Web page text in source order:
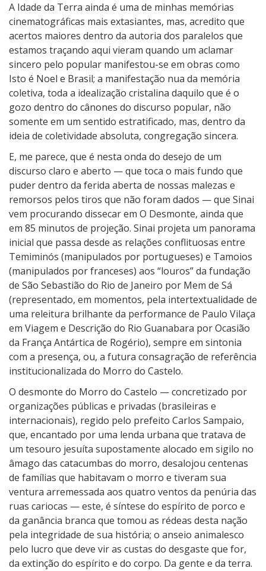
A Idade da Terra ainda é uma de minhas memórias
cinematográficas mais extasiantes, mas, acredito que
acertos maiores dentro da autoria dos paralelos que
estamos traçando aqui vieram quando um aclamar
sincero pelo popular manifestou-se em obras como
Isto é Noel e Brasil; a manifestação nua da memória
coletiva, toda a idealização cristalina daquilo que é o
gozo dentro do cânones do discurso popular, não
somente em um sentido estratificado, mas, dentro da
ideia de coletividade absoluta, congregação sincera.
E, me parece, que é nesta onda do desejo de um
discurso claro e aberto — que toca o mais fundo que
puder dentro da ferida aberta de nossas malezas e
remorsos pelos tiros que não foram dados — que Sinai
vem procurando dissecar em O Desmonte, ainda que
em 85 minutos de projeção. Sinai projeta um panorama
inicial que passa desde as relações conflituosas entre
Temiminós (manipulados por portugueses) e Tamoios
(manipulados por franceses) aos “louros” da fundação
de São Sebastião do Rio de Janeiro por Mem de Sá
(representado, em momentos, pela intertextualidade de
uma releitura brilhante da performance de Paulo Vilaça
em Viagem e Descrição do Rio Guanabara por Ocasião
da França Antártica de Rogério), sempre em sintonia
com a presença, ou, a futura consagração de referência
institucionalizada do Morro do Castelo.
O desmonte do Morro do Castelo — concretizado por
organizações públicas e privadas (brasileiras e
internacionais), regido pelo prefeito Carlos Sampaio,
que, encantado por uma lenda urbana que tratava de
um tesouro jesuíta supostamente alocado em sigilo no
âmago das catacumbas do morro, desalojou centenas
de famílias que habitavam o morro e tiveram sua
ventura arremessada aos quatro ventos da penúria das
ruas cariocas — este, é síntese do espírito de porco e
da ganância branca que tomou as rédeas desta nação
pela integridade de sua história; o anseio animalesco
pelo lucro que deve vir as custas do desgaste que for,
da extinção do espírito e do corpo. Da gente e da terra.